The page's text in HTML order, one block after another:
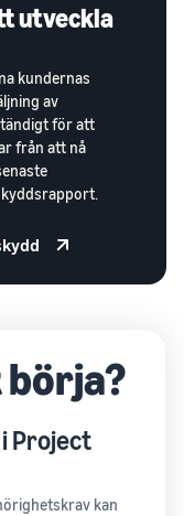
utveckla
kundernas
av
för att
från att nå
Project
kan